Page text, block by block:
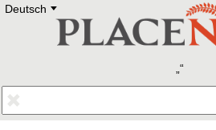
Deutsch E
Deutsch
Francais
Polski